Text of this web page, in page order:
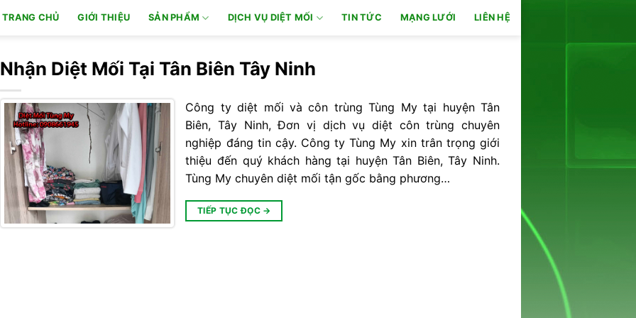
TRANG CHỦ GIỚI THIỆU SẢN PHẨM DỊCH VỤ DIỆT MỐI TIN TỨC MẠNG LƯỚI LIÊN HỆ
Nhận Diệt Mối Tại Tân Biên Tây Ninh
Công ty diệt mối và côn trùng Tùng My tại huyện Tân
Biên, Tây Ninh, Đơn vị dịch vụ diệt côn trùng chuyên
nghiệp đáng tin cậy. Công ty Tùng My xin trân trọng giới
thiệu đến quý khách hàng tại huyện Tân Biên, Tây Ninh.
Tùng My chuyên diệt mối tận gốc bằng phương…
TIẾP TỤC ĐỌC →